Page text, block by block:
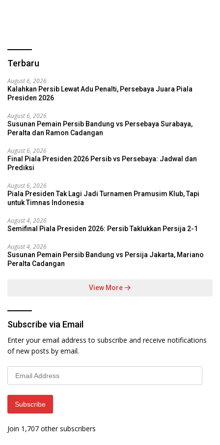
Terbaru
August 6, 2026
Kalahkan Persib Lewat Adu Penalti, Persebaya Juara Piala
Presiden 2026
August 6, 2026
Susunan Pemain Persib Bandung vs Persebaya Surabaya,
Peralta dan Ramon Cadangan
August 6, 2026
Final Piala Presiden 2026 Persib vs Persebaya: Jadwal dan
Prediksi
August 6, 2026
Piala Presiden Tak Lagi Jadi Turnamen Pramusim Klub, Tapi
untuk Timnas Indonesia
August 4, 2026
Semifinal Piala Presiden 2026: Persib Taklukkan Persija 2-1
August 4, 2026
Susunan Pemain Persib Bandung vs Persija Jakarta, Mariano
Peralta Cadangan
View More
Subscribe via Email
Enter your email address to subscribe and receive notifications
of new posts by email.
Email
Address
Subscribe
Join 1,707 other subscribers